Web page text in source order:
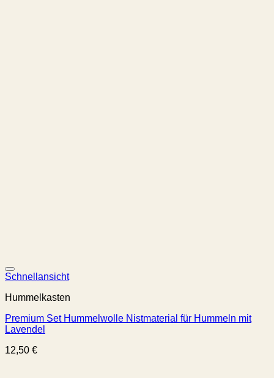
Schnellansicht
Hummelkasten
Premium Set Hummelwolle Nistmaterial für Hummeln mit
Lavendel
12,50 €